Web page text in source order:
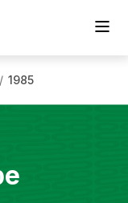
/ 1985